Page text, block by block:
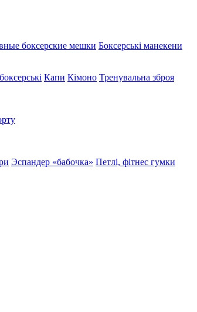
боксерские мешки Боксерські манекени
Капи Кімоно Тренувальна зброя
Эспандер «бабочка» Петлі, фітнес гумки